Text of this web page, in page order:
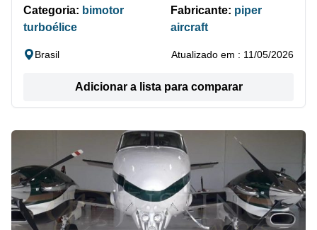
Categoria: bimotor
turboélice
Fabricante: piper
aircraft
Brasil Atualizado em : 11/05/2026
Adicionar a lista para comparar